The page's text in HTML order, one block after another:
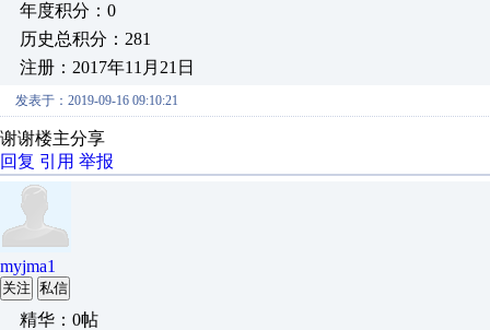
年度积分：0
历史总积分：281
注册：2017年11月21日
发表于：2019-09-16 09:10:21
谢谢楼主分享
回复 引用 举报
myjma1
关注 私信
精华：0帖